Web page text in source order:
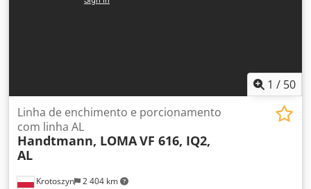
1 / 50
Krotoszyn 2 404 km
Linha de enchimento e porcionamento
com linha AL
Handtmann, LOMAVF 616, IQ2,
AL